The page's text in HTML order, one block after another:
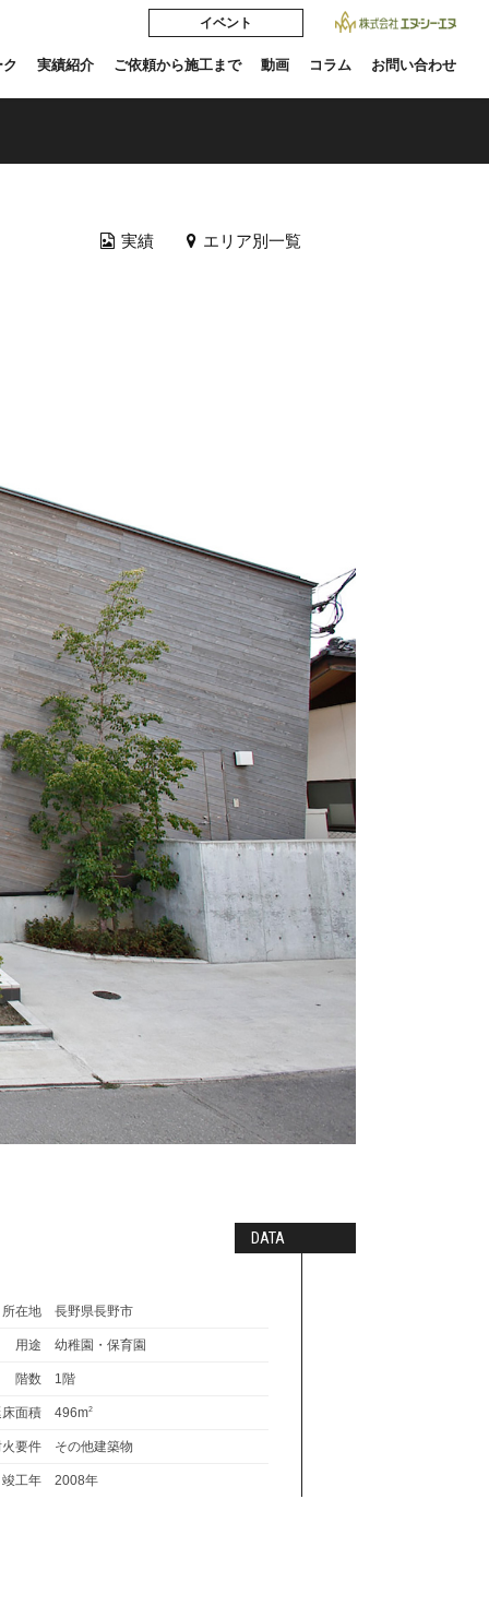
イベント
実績紹介 ご依頼から施工まで 動画 コラム お問い合わせ
実績 エリア別一覧
DATA
所在地 長野県長野市
用途 幼稚園・保育園
階数 1階
面積 496m2
要件 その他建築物
竣工年 2008年